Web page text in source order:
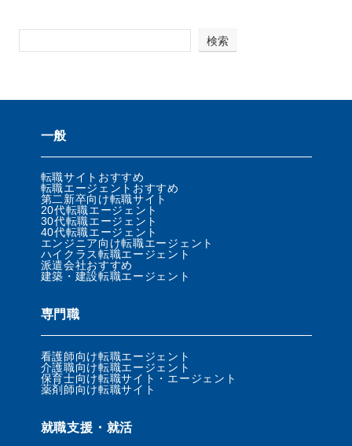
検索
一般
転職サイトおすすめ
転職エージェントおすすめ
第二新卒向け転職サイト
20代転職エージェント
30代転職エージェント
40代転職エージェント
エンジニア向け転職エージェント
ハイクラス転職エージェント
派遣会社おすすめ
建築・建設転職エージェント
専門職
看護師向け転職エージェント
介護職向け転職エージェント
保育士向け転職サイト・エージェント
薬剤師向け転職サイト
就職支援・就活